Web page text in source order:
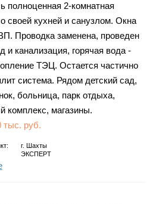
Инфо
Гороскоп
Карты
полноценная 2-комнатная
своей кухней и санузлом. Окна
Проводка заменена, проведен
и канализация, горячая вода -
ТЭЦ. Остается частично
система. Рядом детский сад,
больница, парк отдыха,
комплекс, магазины.
тыс. руб.
г.
Шахты
ЭКСПЕРТ